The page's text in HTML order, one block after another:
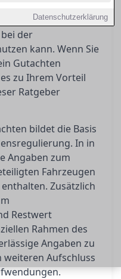
Datenschutzerklärung
und zeigt auf, wie
der
kann. Wenn Sie
Gutachten
zu Ihrem Vorteil
Ratgeber
bildet die Basis
In in
Angaben zum
Fahrzeugen
Zusätzlich
Restwert
Rahmen des
Angaben zu
Aufschluss